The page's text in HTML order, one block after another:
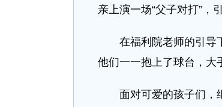
亲上演一场“父子对打”，
在福利院老师的引导下
他们一一抱上了球台，大
面对可爱的孩子们，继